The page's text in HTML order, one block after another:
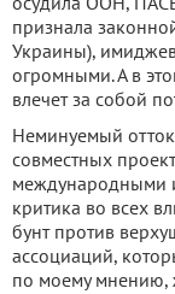
признала
Украины),
огромными. А в
влечет за собой
Неминуемый
совместных
международными
критика во всех
бунт против
ассоциаций,
по моему мнению,